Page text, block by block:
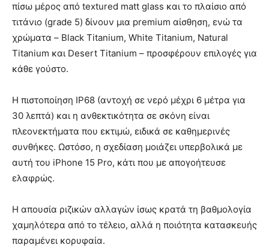
πίσω μέρος από textured matt glass και το πλαίσιο από
τιτάνιο (grade 5) δίνουν μια premium αίσθηση, ενώ τα
χρώματα – Black Titanium, White Titanium, Natural
Titanium και Desert Titanium – προσφέρουν επιλογές για
κάθε γούστο.
Η πιστοποίηση IP68 (αντοχή σε νερό μέχρι 6 μέτρα για
30 λεπτά) και η ανθεκτικότητα σε σκόνη είναι
πλεονεκτήματα που εκτιμώ, ειδικά σε καθημερινές
συνθήκες. Ωστόσο, η σχεδίαση μοιάζει υπερβολικά με
αυτή του iPhone 15 Pro, κάτι που με απογοήτευσε
ελαφρώς.
Η απουσία ριζικών αλλαγών ίσως κρατά τη βαθμολογία
χαμηλότερα από το τέλειο, αλλά η ποιότητα κατασκευής
παραμένει κορυφαία.